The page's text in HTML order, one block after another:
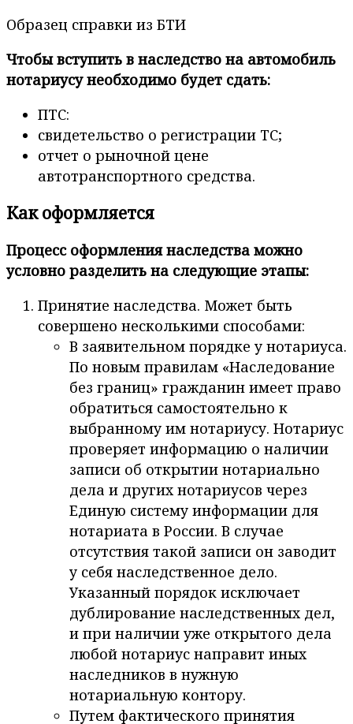
Образец справки из БТИ
Чтобы вступить в наследство на автомобиль
нотариусу необходимо будет сдать:
ПТС:
свидетельство о регистрации ТС;
отчет о рыночной цене
автотранспортного средства.
Как оформляется
Процесс оформления наследства можно
условно разделить на следующие этапы:
Принятие наследства. Может быть
совершено несколькими способами:
В заявительном порядке у нотариуса.
По новым правилам «Наследование
без границ» гражданин имеет право
обратиться самостоятельно к
выбранному им нотариусу. Нотариус
проверяет информацию о наличии
записи об открытии нотариально
дела и других нотариусов через
Единую систему информации для
нотариата в России. В случае
отсутствия такой записи он заводит
у себя наследственное дело.
Указанный порядок исключает
дублирование наследственных дел,
и при наличии уже открытого дела
любой нотариус направит иных
наследников в нужную
нотариальную контору.
Путем фактического принятия